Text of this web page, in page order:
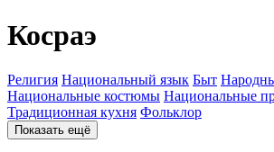
Косраэ
Религия Национальный язык Быт
Национальные костюмы Национальные
Традиционная кухня Фольклор
Показать ещё